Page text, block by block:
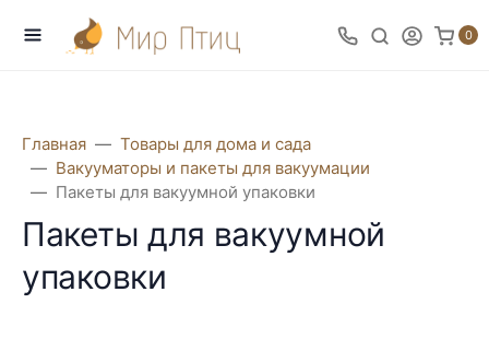
0
Главная
Товары для дома и сада
Вакууматоры и пакеты для вакуумации
Пакеты для вакуумной упаковки
Пакеты для вакуумной
упаковки